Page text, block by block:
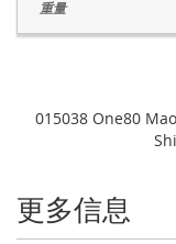
重量
015038 One80
更多信息